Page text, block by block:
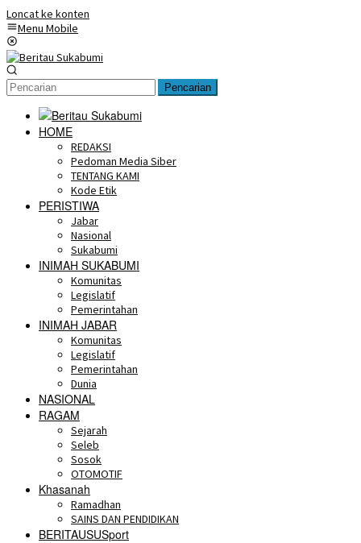
Loncat ke konten
Menu Mobile
Pencarian
HOME
REDAKSI
Pedoman Media Siber
TENTANG KAMI
Kode Etik
PERISTIWA
Jabar
Nasional
Sukabumi
INIMAH SUKABUMI
Komunitas
Legislatif
Pemerintahan
INIMAH JABAR
Komunitas
Legislatif
Pemerintahan
Dunia
NASIONAL
RAGAM
Sejarah
Seleb
Sosok
OTOMOTIF
Khasanah
Ramadhan
SAINS DAN PENDIDIKAN
BERITAUSUSport